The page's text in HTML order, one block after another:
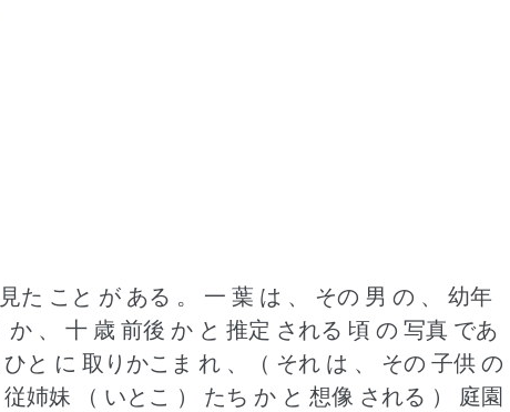
た こと が ある 。
一 葉 は 、 その 男 の 、 幼年
、 十 歳 前後 か と 推定 される 頃 の 写真 であ
と に 取りかこま れ 、（ それ は 、 その 子供 の
姉妹 （ いとこ ） たち か と 想像 される ） 庭園